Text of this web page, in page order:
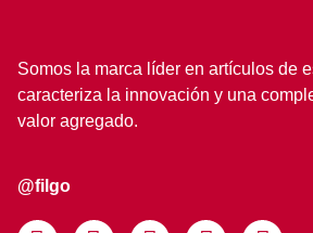
Somos la marca líder en artículos de
caracteriza la innovación y una
valor agregado.
@filgo